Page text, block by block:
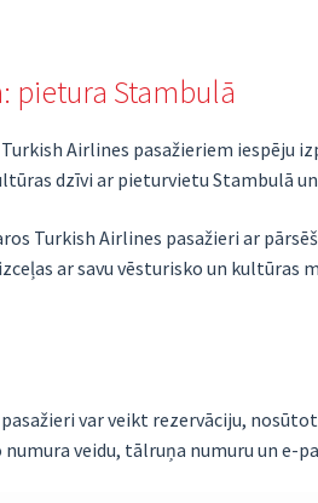
pietura Stambulā
Airlines pasažieriem iespēju
dzīvi ar pieturvietu Stambulā
Turkish Airlines pasažieri ar
ar savu vēsturisko un
var veikt rezervāciju,
veidu, tālruņa numuru un e-